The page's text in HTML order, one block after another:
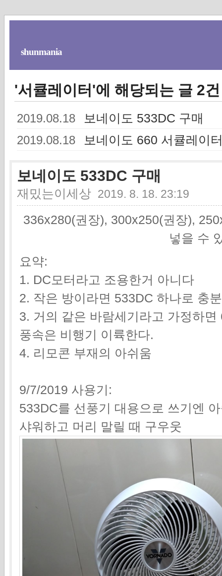
shunmania
'서큘레이터'에 해당되는 글 2건
2019.08.18 보네이도 533DC 구매
2019.08.18 보네이도 660 서큘레이
보네이도 533DC 구매
재밌는이세상 2019. 8. 18. 23:19
336x280(권장), 300x250(권장),
넣을 수
요약:
1. DC모터라고 조용한거 아니다
2. 작은 방이라면 533DC 하나로 충
3. 거의 같은 바람세기라고 가정하
풍속은 비행기 이륙한다.
4. 리모콘 부재의 아쉬움
9/7/2019 사용기:
533DC를 선풍기 대용으로 쓰기엔
샤워하고 머리 말릴 때 구우웃